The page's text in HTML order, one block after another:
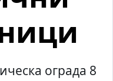
ограда 8